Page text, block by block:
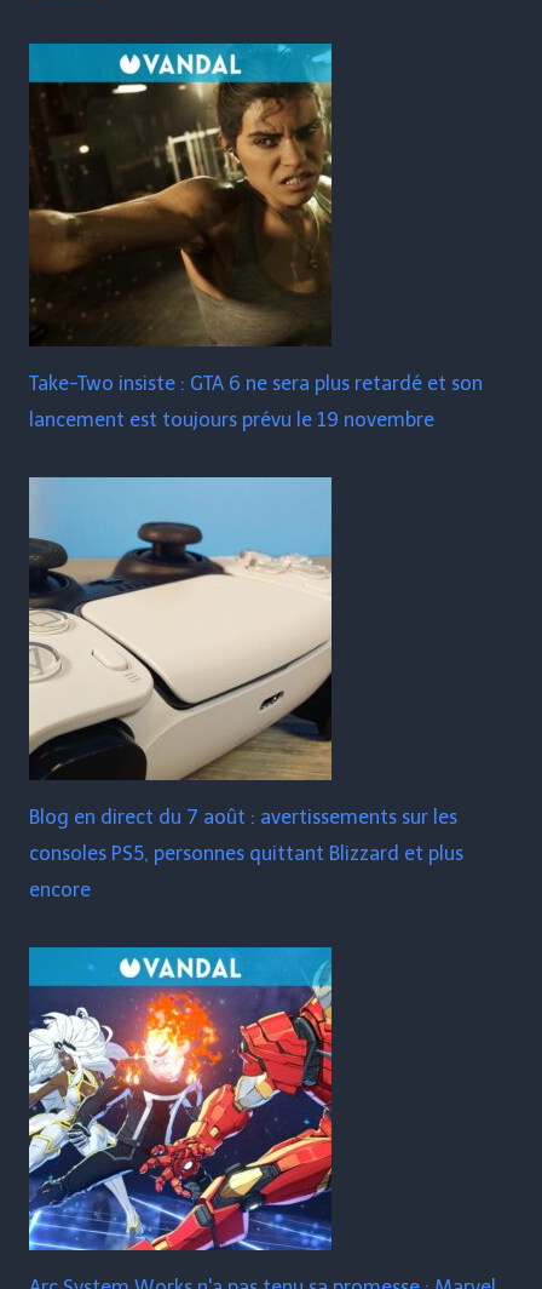
Take-Two insiste : GTA 6 ne sera plus retardé et son
lancement est toujours prévu le 19 novembre
Blog en direct du 7 août : avertissements sur les
consoles PS5, personnes quittant Blizzard et plus
encore